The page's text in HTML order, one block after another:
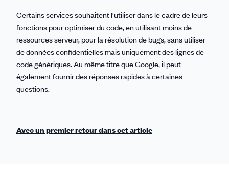
Certains services souhaitent l'utiliser dans le cadre de leurs
fonctions pour optimiser du code, en utilisant moins de
ressources serveur, pour la résolution de bugs, sans utiliser
de données confidentielles mais uniquement des lignes de
code génériques. Au même titre que Google, il peut
également fournir des réponses rapides à certaines
questions.
Avec un premier retour dans cet article